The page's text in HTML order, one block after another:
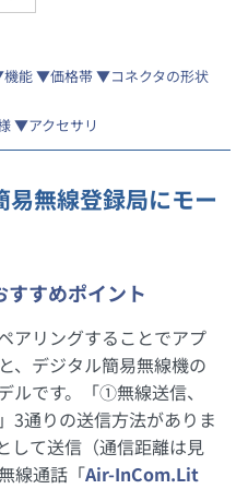
機能 価格帯 コネクタの形状
アクセサリ
無線登録局にモー
すすめポイント
アリングすることでアプ
、デジタル簡易無線機の
ルです。「①無線送信、
通りの送信方法がありま
して送信（通信距離は見
線通話「Air-InCom.Lit